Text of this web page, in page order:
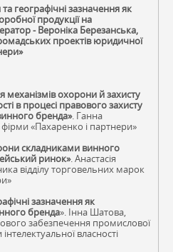
географічні зазначення як
продукції на
- Вероніка Березанська,
проектів юридичної
механізмів охорони й захисту
в процесі правового захисту
бренда». Ганна
«Пахаренко і партнери»
складниками винного
ринок». Анастасія
відділу торговельних марок
зазначення як
бренда». Інна Шатова,
забезпечення промислової
власності